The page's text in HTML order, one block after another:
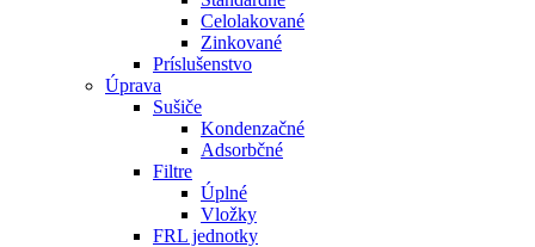
Celolakované
Zinkované
Príslušenstvo
Úprava
Sušiče
Kondenzačné
Adsorbčné
Filtre
Úplné
Vložky
FRL jednotky